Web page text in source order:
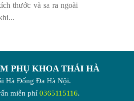
thước và sa ra ngoài
PHỤ KHOA THÁI HÀ
Hà Đống Đa Hà Nội.
miễn phí 0365115116.